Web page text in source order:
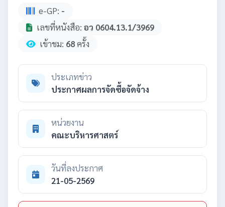
e-GP: -
เลขที่หนังสือ: อว 0604.13.1/3969
เข้าชม: 68ครั้ง
ประเภทข่าว
ประกาศผลการจัดซื้อจัดจ้าง
หน่วยงาน
คณะบริหารศาสตร์
วันที่ลงประกาศ
21-05-2569